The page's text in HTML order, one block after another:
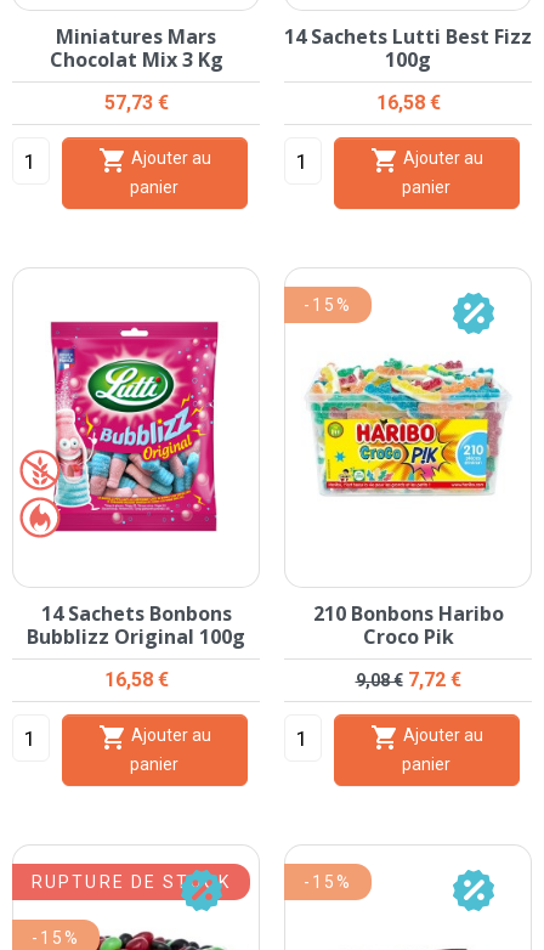
Miniatures Mars
Chocolat Mix 3 Kg
Prix
57,73 €

panier
14 Sachets Lutti Best Fizz
100g
Prix
16,58 €

panier
14 Sachets Bonbons
Bubblizz Original 100g
Prix
16,58 €

panier
210 Bonbons Haribo
Croco Pik
Prix de base
9,08 € Prix
7,72 €

panier
-15%
RUPTURE DE STOCK
-15%
-15%